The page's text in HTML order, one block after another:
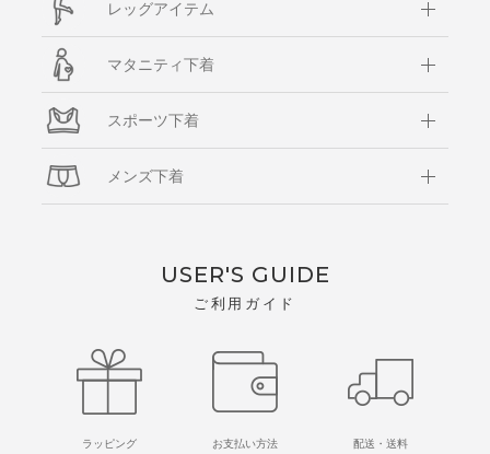
レッグアイテム
マタニティ下着
スポーツ下着
メンズ下着
USER'S GUIDE
ご利用ガイド
ラッピング
お支払い方法
配送・送料